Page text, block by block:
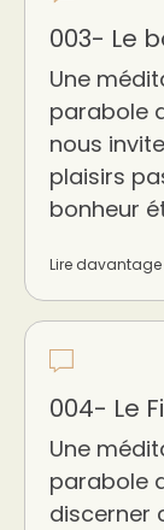
003- Le
Une
parabole
nous
plaisirs
bonheur
Lire davantage
004- Le
Une
parabole
discerner